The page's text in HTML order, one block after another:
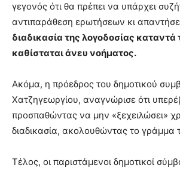
γεγονός ότι θα πρέπει να υπάρχει
αντιπαράθεση ερωτήσεων κι
διαδικασία της λογοδοσίας καταντά
καθίσταται άνευ νοήματος.
Ακόμα, η πρόεδρος του δημοτικού
Χατζηγεωργίου, αναγνώρισε ότι
προσπαθώντας να μην «ξεχειλώσει»
διαδικασία, ακολουθώντας το γράμμα
Τέλος, οι παριστάμενοι δημοτικοί